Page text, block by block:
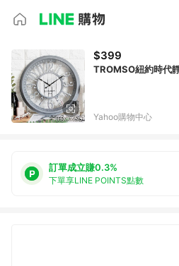
$399
TROMSO紐約時代
Yahoo購物中心
訂單成立賺0.3%
下單享LINE POINTS點數